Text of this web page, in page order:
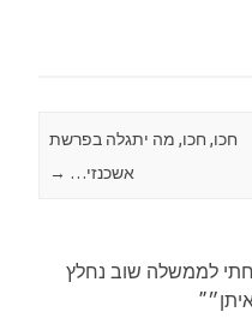
חכו, חכו, מה יתגלה בפרשת
אשכנזי… →
לממשלה שוב נחלץ
”